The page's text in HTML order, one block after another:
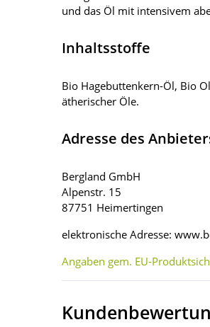
und das Öl mit intensivem
Inhaltsstoffe
Bio Hagebuttenkern-Öl, Bio
ätherischer Öle.
Adresse des
Bergland GmbH
Alpenstr. 15
87751 Heimertingen
elektronische Adresse:
Angaben gem. EU-